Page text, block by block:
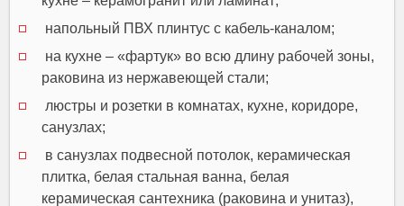
напольный ПВХ плинтус с кабель-каналом;
на кухне – «фартук» во всю длину рабочей зоны,
раковина из нержавеющей стали;
люстры и розетки в комнатах, кухне, коридоре,
санузлах;
в санузлах подвесной потолок, керамическая
плитка, белая стальная ванна, белая
керамическая сантехника (раковина и унитаз),